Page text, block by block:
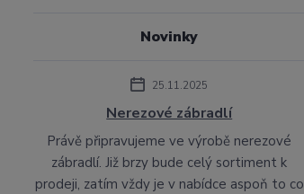
Novinky
25.11.2025
Nerezové zábradlí
Právě připravujeme ve výrobě nerezové
zábradlí. Již brzy bude celý sortiment k
prodeji, zatím vždy je v nabídce aspoň to co